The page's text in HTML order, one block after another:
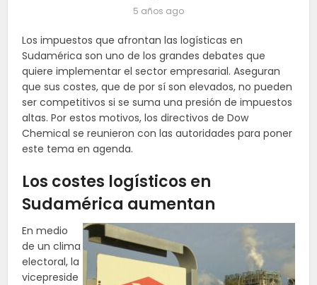
5 años ago
Los impuestos que afrontan las logísticas en
Sudamérica son uno de los grandes debates que
quiere implementar el sector empresarial. Aseguran
que sus costes, que de por sí son elevados, no pueden
ser competitivos si se suma una presión de impuestos
altas. Por estos motivos, los directivos de Dow
Chemical se reunieron con las autoridades para poner
este tema en agenda.
Los costes logísticos en
Sudamérica aumentan
En medio
de un clima
electoral, la
vicepreside